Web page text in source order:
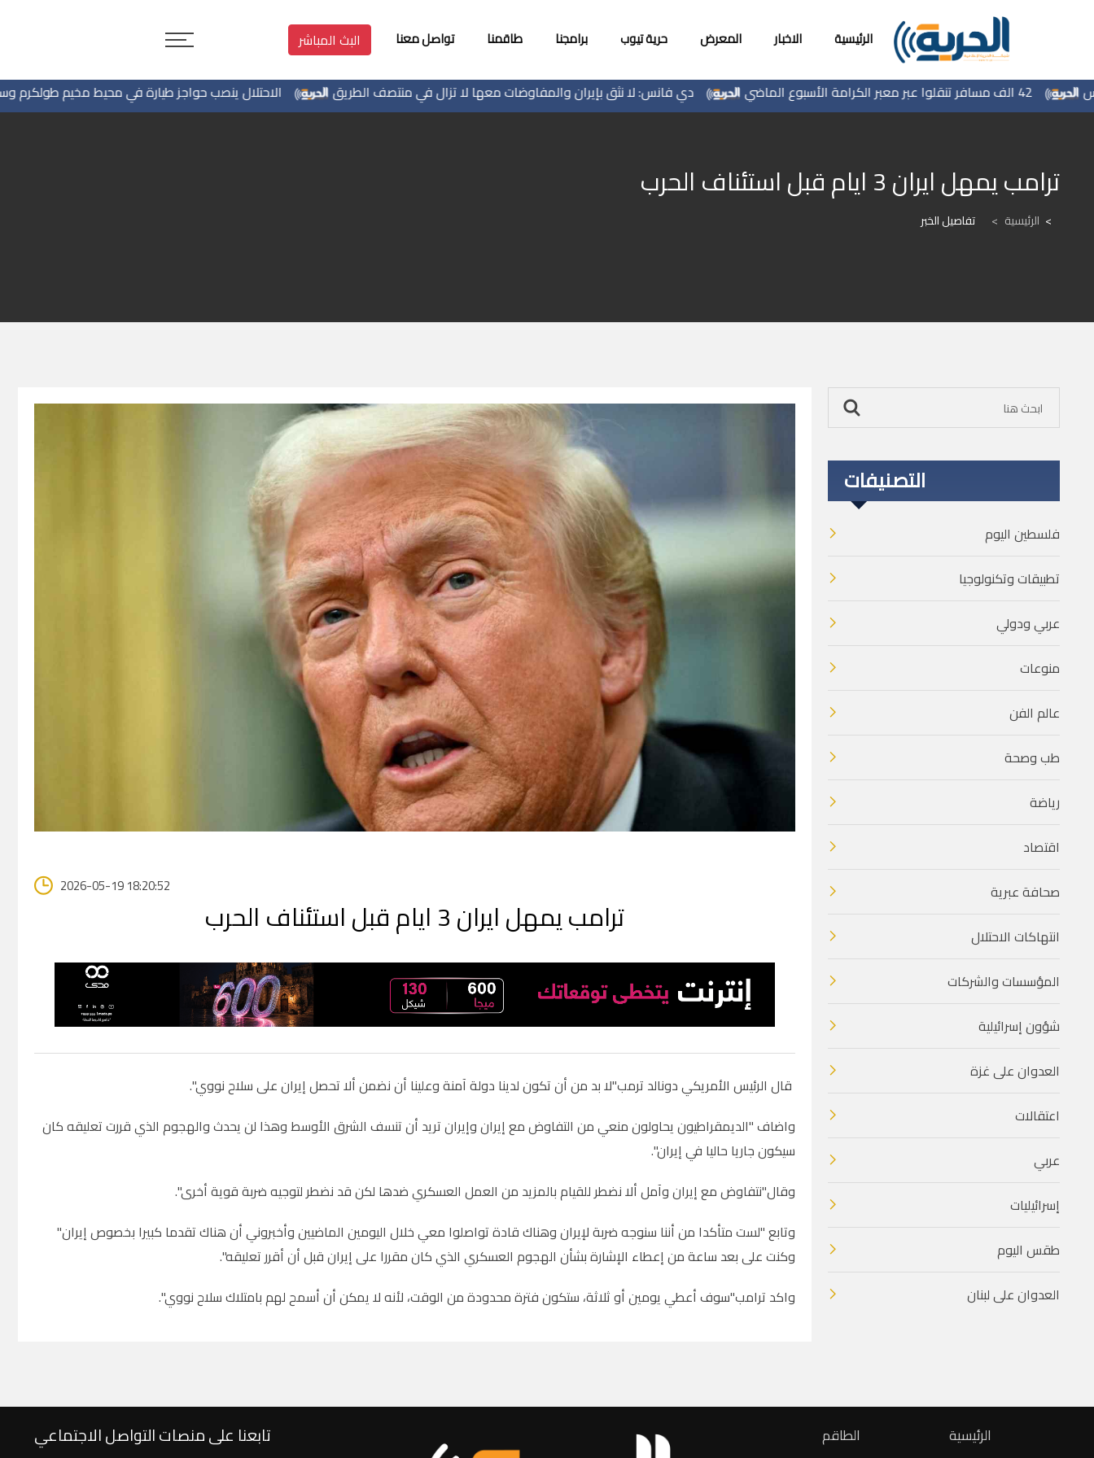
الرئيسية الاخبار المعرض حرية تيوب برامجنا طاقمنا تواصل معنا البث المباشر
الاحتلال ينصب حواجز طيارة في محيط مخيم طولكرم وسط دي فانس: لا نثق بإيران والمفاوضات معها لا تزال في منتصف الطريق 42 الف مسافر تنقلوا عبر معبر الكرامة الأسبوع الماضي
ترامب يمهل ايران 3 ايام قبل استئناف الحرب
الرئيسية > تفاصيل الخبر
2026-05-19 18:20:52
ترامب يمهل ايران 3 ايام قبل استئناف الحرب
قال الرئيس الأمريكي دونالد ترمب"لا بد من أن تكون لدينا دولة آمنة وعلينا أن نضمن ألا تحصل إيران على سلاح نووي".
واضاف "الديمقراطيون يحاولون منعي من التفاوض مع إيران وإيران تريد أن تنسف الشرق الأوسط وهذا لن يحدث والهجوم الذي قررت تعليقه كان
سيكون جاريا حاليا في إيران".
وقال"نتفاوض مع إيران وآمل ألا نضطر للقيام بالمزيد من العمل العسكري ضدها لكن قد نضطر لتوجيه ضربة قوية أخرى".
وتابع "لست متأكدا من أننا سنوجه ضربة لإيران وهناك قادة تواصلوا معي خلال اليومين الماضيين وأخبروني أن هناك تقدما كبيرا بخصوص إيران"
وكنت على بعد ساعة من إعطاء الإشارة بشأن الهجوم العسكري الذي كان مقررا على إيران قبل أن أقرر تعليقه".
واكد ترامب"سوف أعطي يومين أو ثلاثة، ستكون فترة محدودة من الوقت، لأنه لا يمكن أن أسمح لهم بامتلاك سلاح نووي".
التصنيفات
فلسطين اليوم
تطبيقات وتكنولوجيا
عربي ودولي
منوعات
عالم الفن
طب وصحة
رياضة
اقتصاد
صحافة عبرية
انتهاكات الاحتلال
المؤسسات والشركات
شؤون إسرائيلية
العدوان على غزة
اعتقالات
عربي
إسرائيليات
طقس اليوم
العدوان على لبنان
تابعنا على منصات التواصل الاجتماعي
الطاقم
الرئيسية